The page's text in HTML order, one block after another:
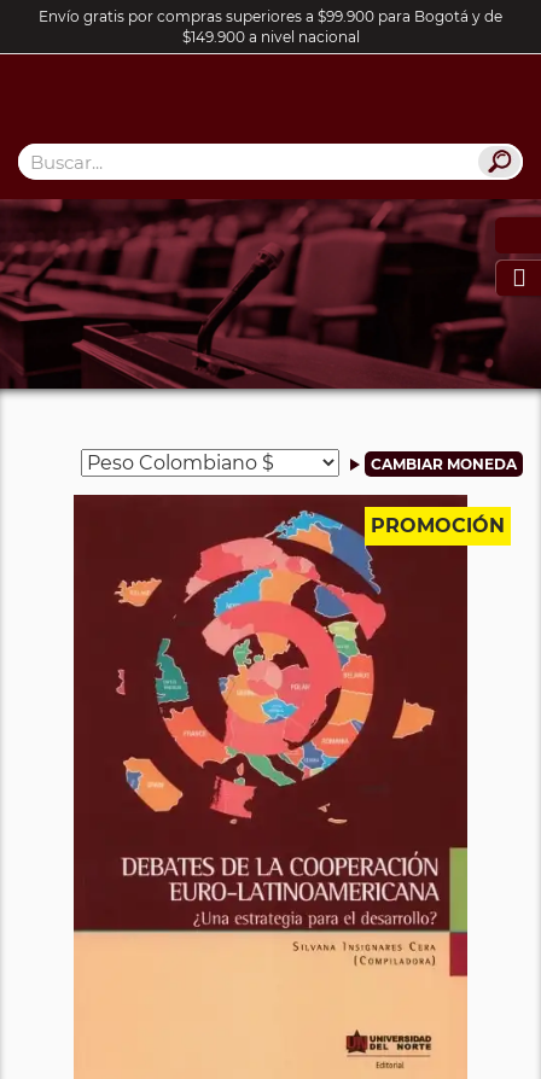
Envío gratis por compras superiores a $99.900 para Bogotá y de
$149.900 a nivel nacional

PROMOCIÓN